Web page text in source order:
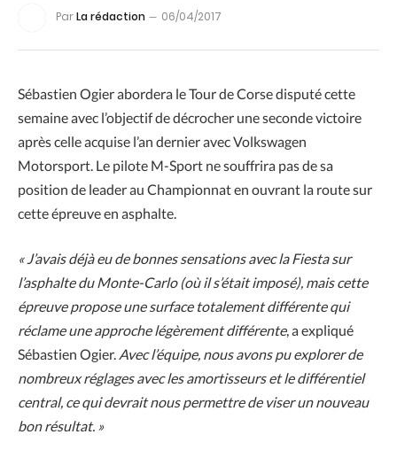
ParLa rédaction 06/04/2017
Sébastien Ogier abordera le Tour de Corse disputé cette
semaine avec l’objectif de décrocher une seconde victoire
après celle acquise l’an dernier avec Volkswagen
Motorsport. Le pilote M-Sport ne souffrira pas de sa
position de leader au Championnat en ouvrant la route sur
cette épreuve en asphalte.
« J’avais déjà eu de bonnes sensations avec la Fiesta sur
l’asphalte du Monte-Carlo (où il s’était imposé), mais cette
épreuve propose une surface totalement différente qui
réclame une approche légèrement différente, a expliqué
Sébastien Ogier. Avec l’équipe, nous avons pu explorer de
nombreux réglages avec les amortisseurs et le différentiel
central, ce qui devrait nous permettre de viser un nouveau
bon résultat. »